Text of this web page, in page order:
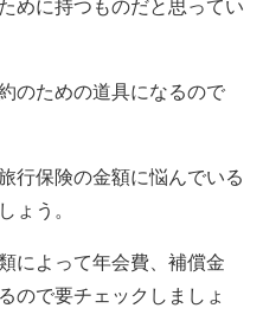
めに持つものだと思ってい
のための道具になるので
行保険の金額に悩んでいる
ょう。
によって年会費、補償金
ので要チェックしましょ